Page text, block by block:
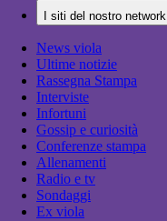
I siti del nostro network
News viola
Ultime notizie
Rassegna Stampa
Interviste
Infortuni
Gossip e curiosità
Conferenze stampa
Allenamenti
Radio e tv
Sondaggi
Ex viola